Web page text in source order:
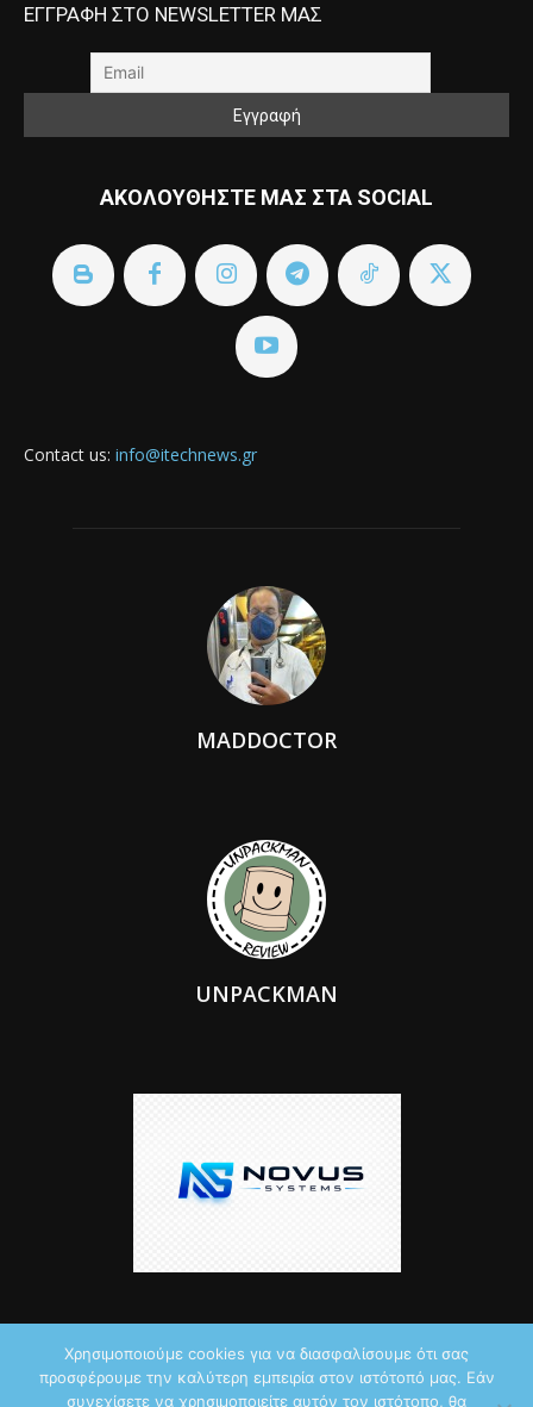
ΕΓΓΡΑΦΗ ΣΤΟ NEWSLETTER ΜΑΣ
ΑΚΟΛΟΥΘΗΣΤΕ ΜΑΣ ΣΤΑ SOCIAL
Contact us: info@itechnews.gr
MADDOCTOR
UNPACKMAN
© 2026 by iTechNews.gr
Χρησιμοποιούμε cookies για να διασφαλίσουμε ότι σας
προσφέρουμε την καλύτερη εμπειρία στον ιστότοπό μας. Εάν
συνεχίσετε να χρησιμοποιείτε αυτόν τον ιστότοπο, θα